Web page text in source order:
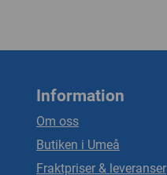
Information
Om oss
Butiken i Umeå
Fraktpriser & leveranser